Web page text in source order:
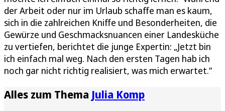
der Arbeit oder nur im Urlaub schaffe man es kaum,
sich in die zahlreichen Kniffe und Besonderheiten, die
Gewürze und Geschmacksnuancen einer Landesküche
zu vertiefen, berichtet die junge Expertin: „Jetzt bin
ich einfach mal weg. Nach den ersten Tagen hab ich
noch gar nicht richtig realisiert, was mich erwartet.“
Alles zum Thema Julia Komp